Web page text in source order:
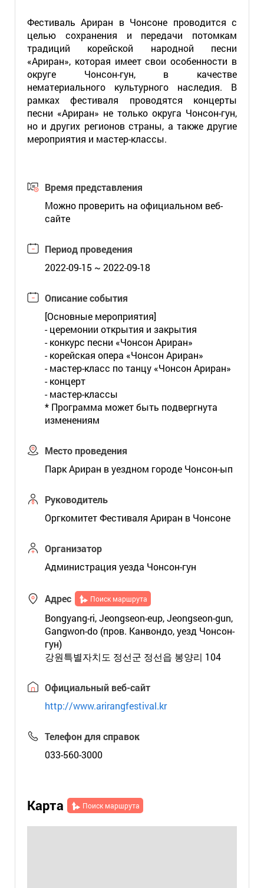
Фестиваль Ариран в Чонсоне проводится с
целью сохранения и передачи потомкам
традиций корейской народной песни
«Ариран», которая имеет свои особенности в
округе Чонсон-гун, в качестве
нематериального культурного наследия. В
рамках фестиваля проводятся концерты
песни «Ариран» не только округа Чонсон-гун,
но и других регионов страны, а также другие
мероприятия и мастер-классы.
Время представления
Можно проверить на официальном веб-
сайте
Период проведения
2022-09-15 ~ 2022-09-18
Описание события
[Основные мероприятия]
- церемонии открытия и закрытия
- конкурс песни «Чонсон Ариран»
- корейская опера «Чонсон Ариран»
- мастер-класс по танцу «Чонсон Ариран»
- концерт
- мастер-классы
* Программа может быть подвергнута
изменениям
Место проведения
Парк Ариран в уездном городе Чонсон-ып
Руководитель
Оргкомитет Фестиваля Ариран в Чонсоне
Организатор
Администрация уезда Чонсон-гун
Адрес Поиск маршрута
Bongyang-ri, Jeongseon-eup, Jeongseon-gun,
Gangwon-do (пров. Канвондо, уезд Чонсон-
гун)
강원특별자치도 정선군 정선읍 봉양리 104
Официальный веб-сайт
http://www.arirangfestival.kr
Телефон для справок
033-560-3000
Карта Поиск маршрута